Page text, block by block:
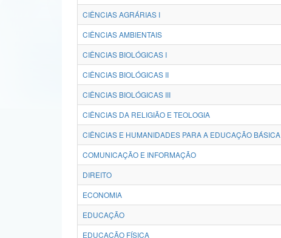
CIÊNCIAS AGRÁRIAS I
CIÊNCIAS AMBIENTAIS
CIÊNCIAS BIOLÓGICAS I
CIÊNCIAS BIOLÓGICAS II
CIÊNCIAS BIOLÓGICAS III
CIÊNCIAS DA RELIGIÃO E TEOLOGIA
CIÊNCIAS E HUMANIDADES PARA A EDUCAÇÃO BÁSICA
COMUNICAÇÃO E INFORMAÇÃO
DIREITO
ECONOMIA
EDUCAÇÃO
EDUCAÇÃO FÍSICA